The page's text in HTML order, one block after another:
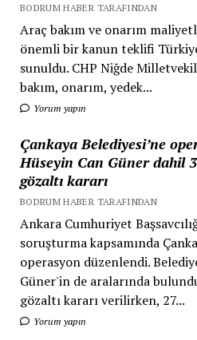
BODRUM HABER TARAFINDAN
Araç bakım ve onarım
önemli bir kanun teklifi
sunuldu. CHP Niğde
bakım, onarım, yedek...
Yorum yapın
Çankaya Belediyesi’ne
Hüseyin Can Güner dahil
gözaltı kararı
BODRUM HABER TARAFINDAN
Ankara Cumhuriyet
soruşturma kapsamında
operasyon düzenlendi.
Güner'in de aralarında
gözaltı kararı verilirken, 27...
Yorum yapın